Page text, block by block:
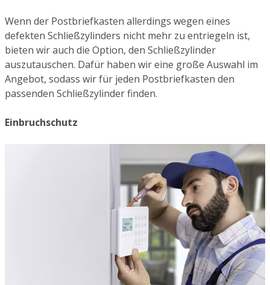
Wenn der Postbriefkasten allerdings wegen eines
defekten Schließzylinders nicht mehr zu entriegeln ist,
bieten wir auch die Option, den Schließzylinder
auszutauschen. Dafür haben wir eine große Auswahl im
Angebot, sodass wir für jeden Postbriefkasten den
passenden Schließzylinder finden.
Einbruchschutz